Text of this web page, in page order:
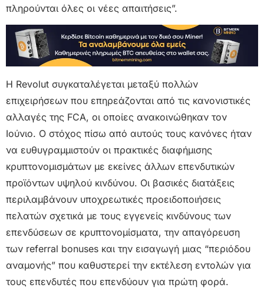
πληρούνται όλες οι νέες απαιτήσεις”.
Η Revolut συγκαταλέγεται μεταξύ πολλών
επιχειρήσεων που επηρεάζονται από τις κανονιστικές
αλλαγές της FCA, οι οποίες ανακοινώθηκαν τον
Ιούνιο. Ο στόχος πίσω από αυτούς τους κανόνες ήταν
να ευθυγραμμιστούν οι πρακτικές διαφήμισης
κρυπτονομισμάτων με εκείνες άλλων επενδυτικών
προϊόντων υψηλού κινδύνου. Οι βασικές διατάξεις
περιλαμβάνουν υποχρεωτικές προειδοποιήσεις
πελατών σχετικά με τους εγγενείς κινδύνους των
επενδύσεων σε κρυπτονομίσματα, την απαγόρευση
των referral bonuses και την εισαγωγή μιας “περιόδου
αναμονής” που καθυστερεί την εκτέλεση εντολών για
τους επενδυτές που επενδύουν για πρώτη φορά.